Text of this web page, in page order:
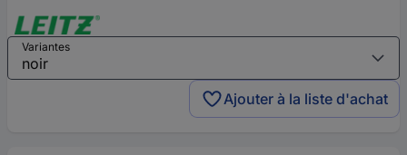
Variantes
Ajouter à la liste d'achat